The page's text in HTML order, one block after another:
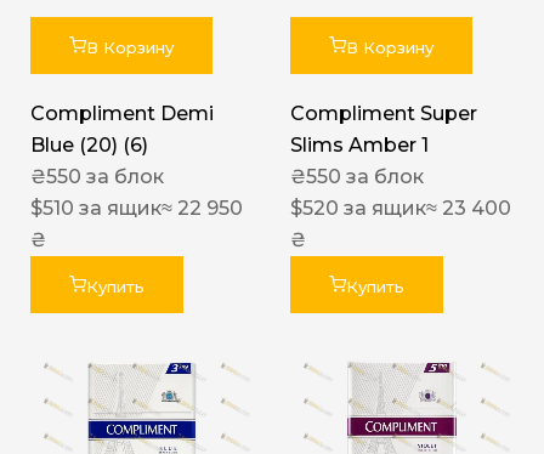
В Корзину
Compliment Demi
Blue (20) (6)
₴550 за блок
$510 за ящик≈ 22 950
₴
Купить
В Корзину
Compliment Super
Slims Amber 1
₴550 за блок
$520 за ящик≈ 23 400
₴
Купить